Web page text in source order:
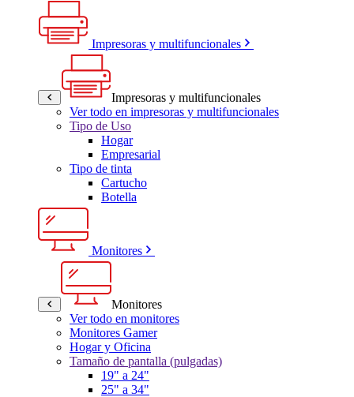
Impresoras y multifuncionales
Impresoras y multifuncionales
Ver todo en impresoras y multifuncionales
Tipo de Uso
Hogar
Empresarial
Tipo de tinta
Cartucho
Botella
Monitores
Monitores
Ver todo en monitores
Monitores Gamer
Hogar y Oficina
Tamaño de pantalla (pulgadas)
19" a 24"
25" a 34"